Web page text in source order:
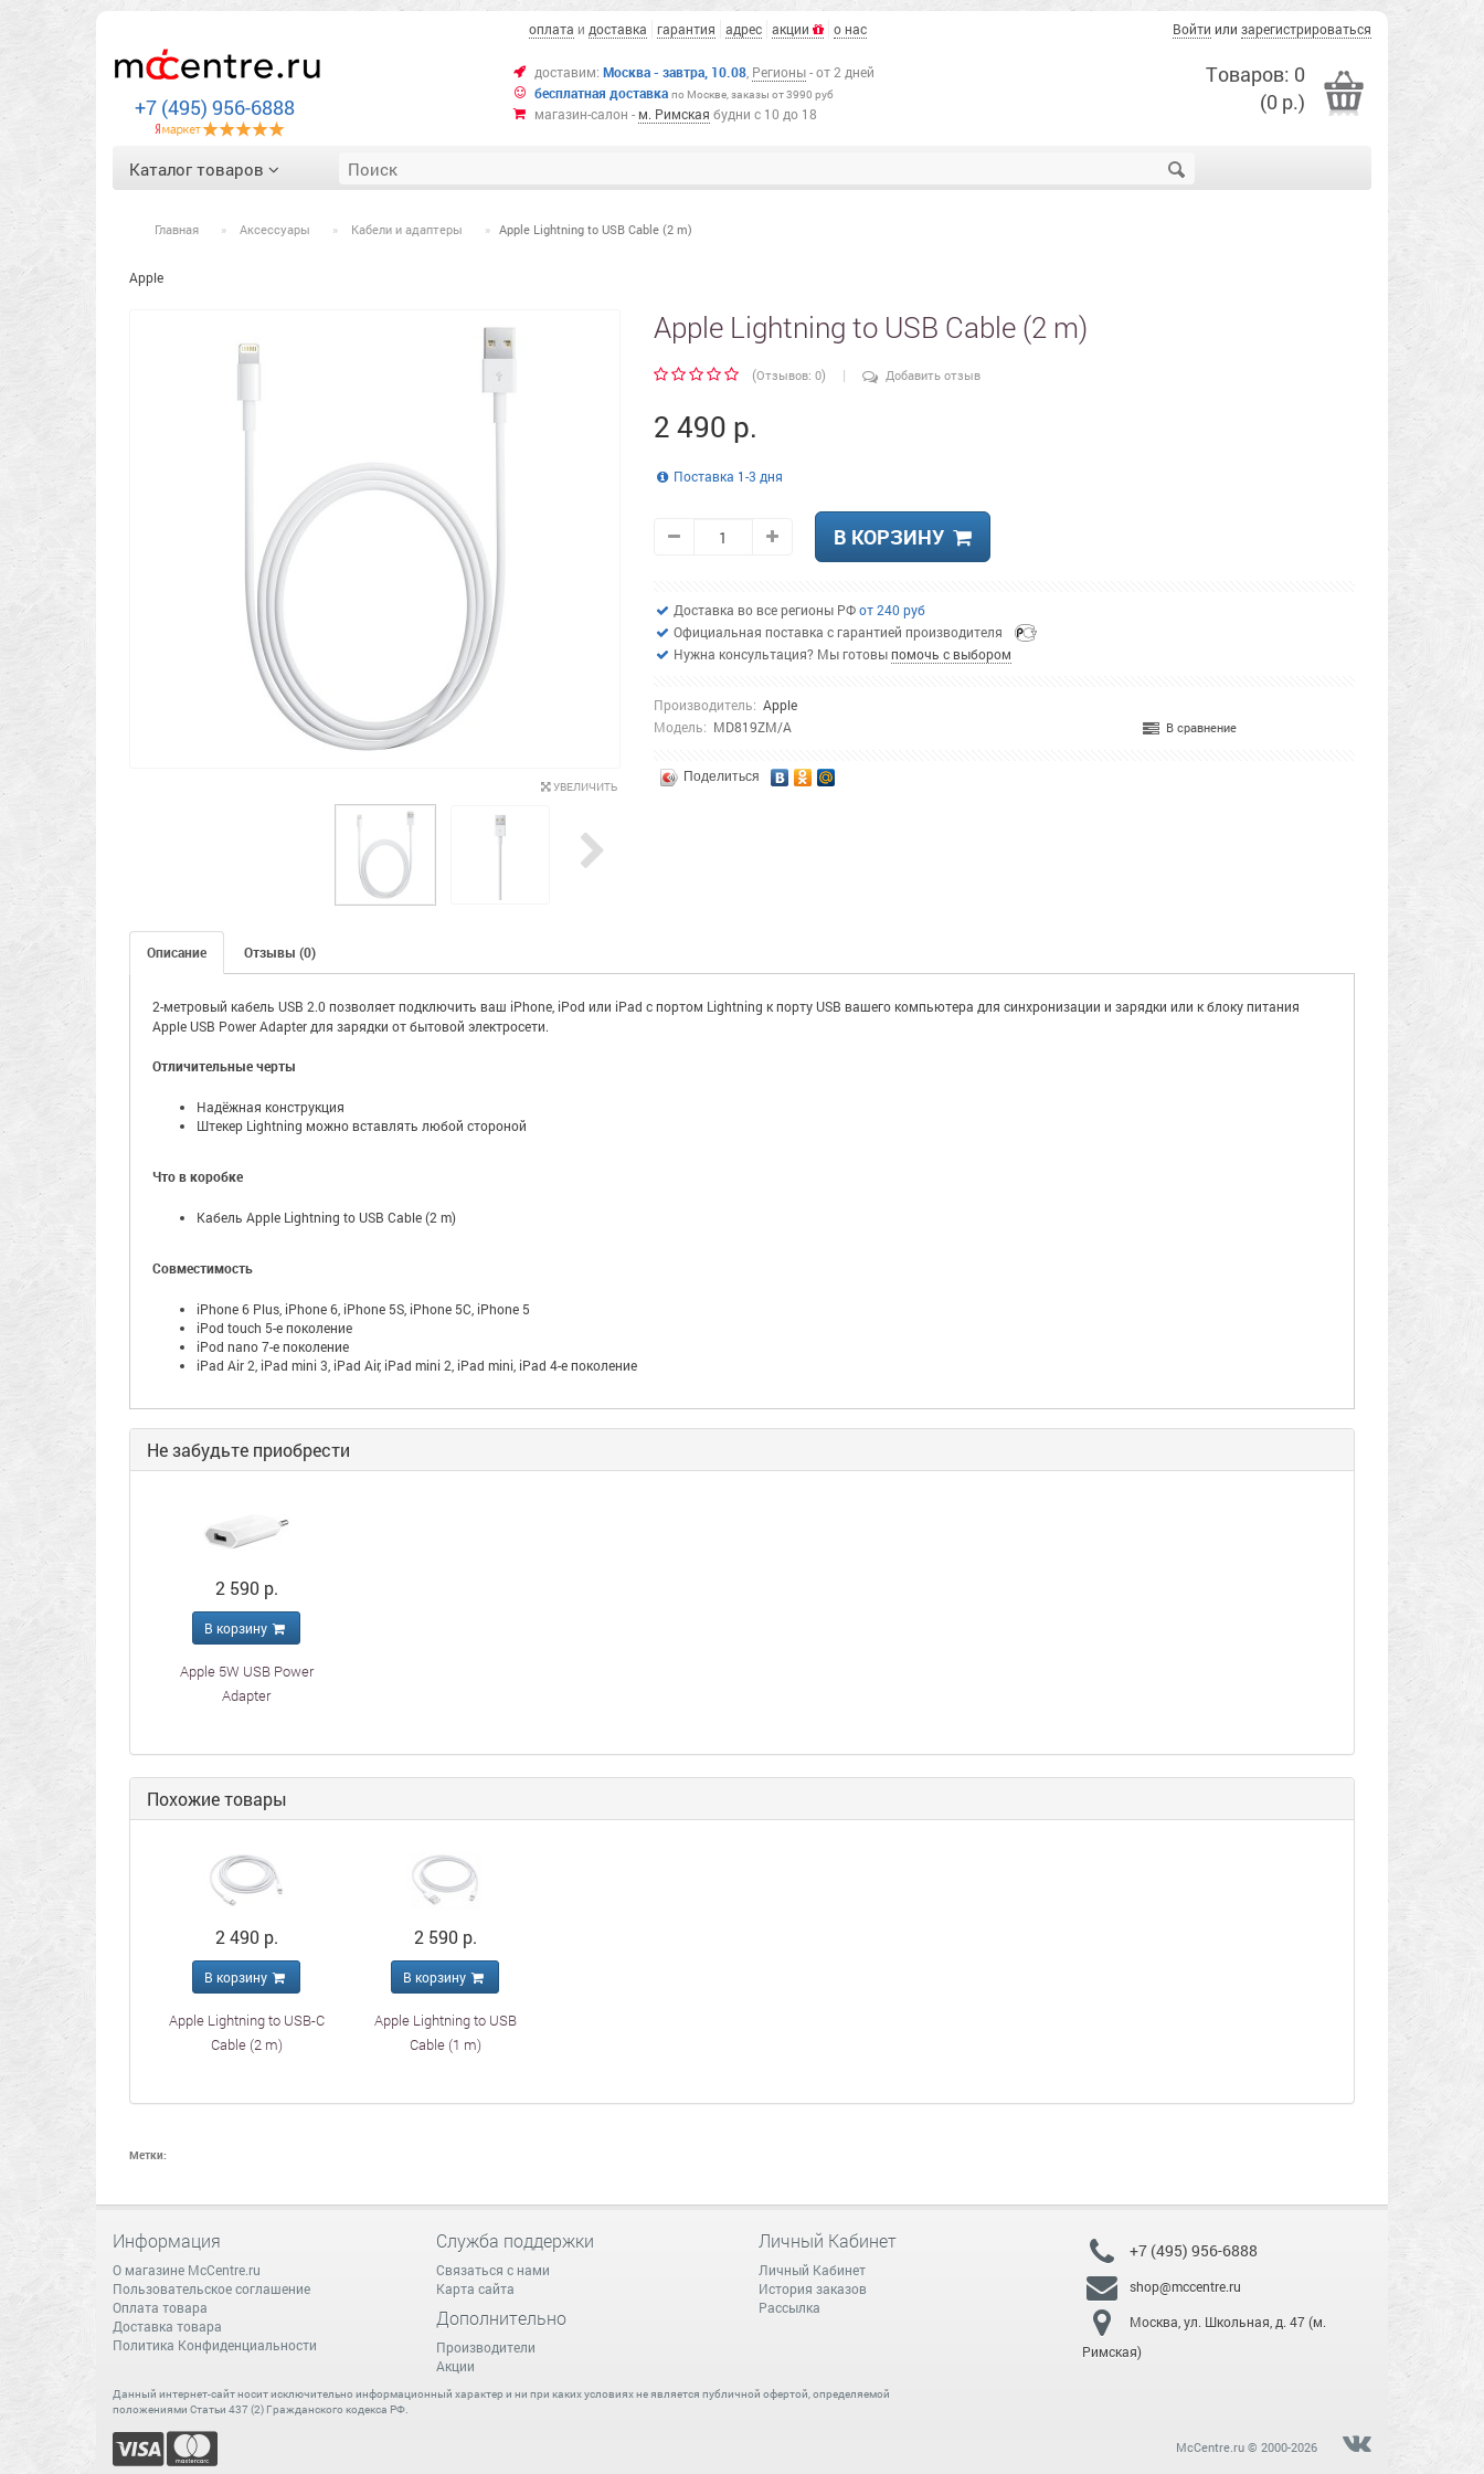
оплата и доставка гарантия адрес акции о нас
+7 (495) 956-6888
доставим: Москва - завтра, 10.08, Регионы- от 2 дней
бесплатная доставка по Москве,заказы от 3990 руб
магазин-салон - м. Римская будни с 10 до 18
Войти или зарегистрироваться
Товаров: 0
(0 р.)
Каталог товаров
Главная Аксессуары Кабели и адаптеры Apple Lightning to USB Cable (2 m)
Apple
УВЕЛИЧИТЬ
Apple Lightning to USB Cable (2 m)
(Отзывов: 0) | Добавить отзыв
2 490 р.
Поставка 1-3 дня
В КОРЗИНУ
Доставка во все регионы РФот 240 руб
Официальная поставка с гарантией производителя
Нужна консультация? Мы готовыпомочь с выбором
Производитель: Apple
Модель: MD819ZM/A В сравнение
Поделиться
Описание Отзывы (0)
2-метровый кабель USB 2.0 позволяет подключить ваш iPhone, iPod или iPad с портом Lightning к порту USB вашего компьютера для синхронизации и зарядки или к блоку питания
Apple USB Power Adapter для зарядки от бытовой электросети.
Отличительные черты
Надёжная конструкция
Штекер Lightning можно вставлять любой стороной
Что в коробке
Кабель Apple Lightning to USB Cable (2 m)
Совместимость
iPhone 6 Plus, iPhone 6, iPhone 5S, iPhone 5C, iPhone 5
iPod touch 5-е поколение
iPod nano 7-е поколение
iPad Air 2, iPad mini 3, iPad Air, iPad mini 2, iPad mini, iPad 4-е поколение
Не забудьте приобрести
2 590 р.
В корзину
Apple 5W USB Power
Adapter
Похожие товары
2 490 р.
В корзину
Apple Lightning to USB-C
Cable (2 m)
2 590 р.
В корзину
Apple Lightning to USB
Cable (1 m)
Метки:
Информация
О магазине McCentre.ru
Пользовательское соглашение
Оплата товара
Доставка товара
Политика Конфиденциальности
Служба поддержки
Связаться с нами
Карта сайта
Дополнительно
Производители
Акции
Личный Кабинет
Личный Кабинет
История заказов
Рассылка
+7 (495) 956-6888
shop@mccentre.ru
Москва, ул. Школьная, д. 47 (м.
Римская)
Данный интернет-сайт носит исключительно информационный характер и ни при каких условиях не является публичной офертой, определяемой
положениями Статьи 437 (2) Гражданского кодекса РФ.
McCentre.ru © 2000-2026